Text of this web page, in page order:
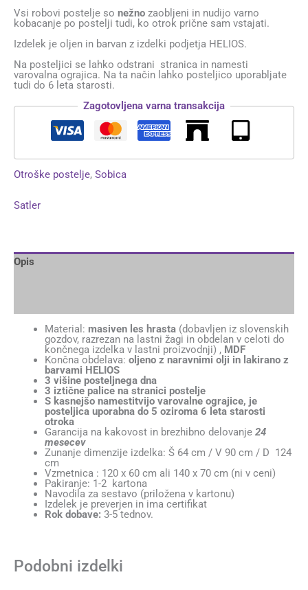
Vsi robovi postelje so nežno zaobljeni in nudijo varno
kobacanje po postelji tudi, ko otrok prične sam vstajati.
Izdelek je oljen in barvan z izdelki podjetja HELIOS.
Na posteljici se lahko odstrani stranica in namesti
varovalna ograjica. Na ta način lahko posteljico uporabljate
tudi do 6 leta starosti.
Zagotovljena varna transakcija
Otroške postelje, Sobica
Satler
Opis
Material: masiven les hrasta (dobavljen iz slovenskih
gozdov, razrezan na lastni žagi in obdelan v celoti do
končnega izdelka v lastni proizvodnji) , MDF
Končna obdelava: oljeno z naravnimi olji in lakirano z
barvami HELIOS
3 višine posteljnega dna
3 iztične palice na stranici postelje
S kasnejšo namestitvijo varovalne ograjice, je
posteljica uporabna do 5 oziroma 6 leta starosti
otroka
Garancija na kakovost in brezhibno delovanje 24
mesecev
Zunanje dimenzije izdelka: Š 64 cm / V 90 cm / D 124
cm
Vzmetnica : 120 x 60 cm ali 140 x 70 cm (ni v ceni)
Pakiranje: 1-2 kartona
Navodila za sestavo (priložena v kartonu)
Izdelek je preverjen in ima certifikat
Rok dobave: 3-5 tednov.
Podobni izdelki